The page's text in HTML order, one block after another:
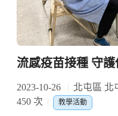
流感疫苗接種 守
2023-10-26 北屯區 北
450 次
教學活動